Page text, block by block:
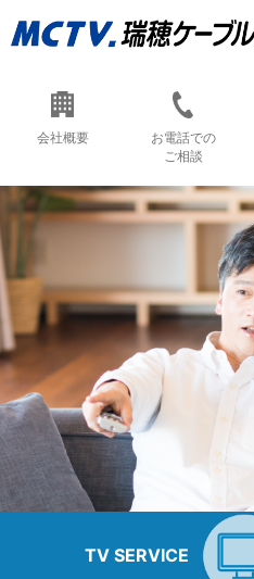
会社概要
お電話での
ご相談
TV SERVICE